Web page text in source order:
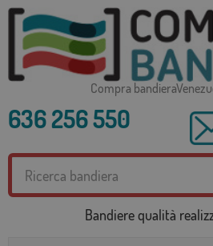
Compra
636 256 550
Bandiere qualità